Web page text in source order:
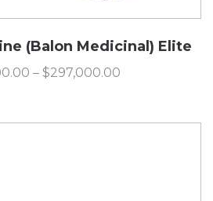
(Balon Medicinal) Elite
– $297,000.00